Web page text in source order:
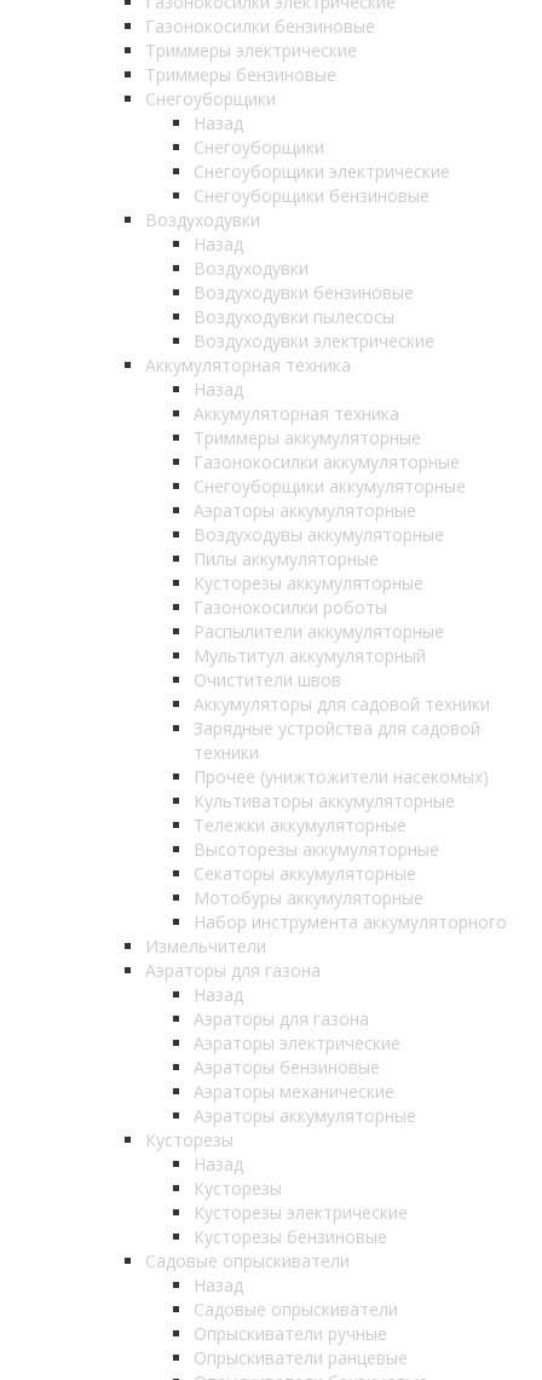
Газонокосилки бензиновые
Триммеры электрические
Триммеры бензиновые
Снегоуборщики
Назад
Снегоуборщики
Снегоуборщики электрические
Снегоуборщики бензиновые
Воздуходувки
Назад
Воздуходувки
Воздуходувки бензиновые
Воздуходувки пылесосы
Воздуходувки электрические
Аккумуляторная техника
Назад
Аккумуляторная техника
Триммеры аккумуляторные
Газонокосилки аккумуляторные
Снегоуборщики аккумуляторные
Аэраторы аккумуляторные
Воздуходувы аккумуляторные
Пилы аккумуляторные
Кусторезы аккумуляторные
Газонокосилки роботы
Распылители аккумуляторные
Мультитул аккумуляторный
Очистители швов
Аккумуляторы для садовой техники
Зарядные устройства для садовой
техники
Прочее (унижтожители насекомых)
Культиваторы аккумуляторные
Тележки аккумуляторные
Высоторезы аккумуляторные
Секаторы аккумуляторные
Мотобуры аккумуляторные
Набор инструмента аккумуляторного
Измельчители
Аэраторы для газона
Назад
Аэраторы для газона
Аэраторы электрические
Аэраторы бензиновые
Аэраторы механические
Аэраторы аккумуляторные
Кусторезы
Назад
Кусторезы
Кусторезы электрические
Кусторезы бензиновые
Садовые опрыскиватели
Назад
Садовые опрыскиватели
Опрыскиватели ручные
Опрыскиватели ранцевые